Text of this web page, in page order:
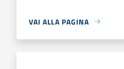
VAI ALLA PAGINA